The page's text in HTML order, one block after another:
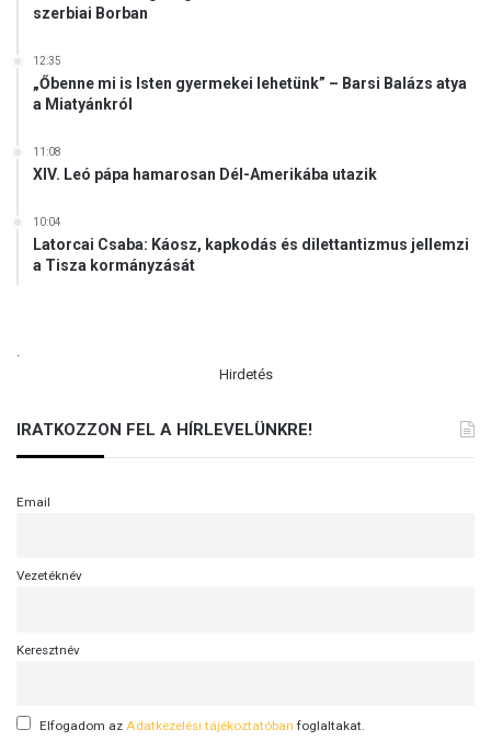
szerbiai Borban
12:35
„Őbenne mi is Isten gyermekei lehetünk” – Barsi Balázs atya
a Miatyánkról
11:08
XIV. Leó pápa hamarosan Dél-Amerikába utazik
10:04
Latorcai Csaba: Káosz, kapkodás és dilettantizmus jellemzi
a Tisza kormányzását
Hirdetés
IRATKOZZON FEL A HÍRLEVELÜNKRE!
Email
Vezetéknév
Keresztnév
Elfogadom az Adatkezelési tájékoztatóban foglaltakat.